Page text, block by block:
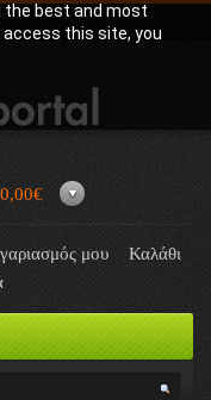
the best and most
this site, you
0,00€
μου
Καλάθι